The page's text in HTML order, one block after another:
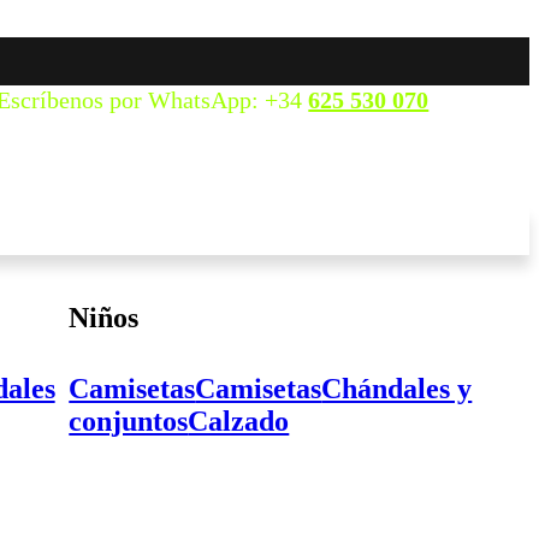
por WhatsApp: +34 625 530 070
Niños
CamisetasCamisetasChándales y
conjuntosCalzado